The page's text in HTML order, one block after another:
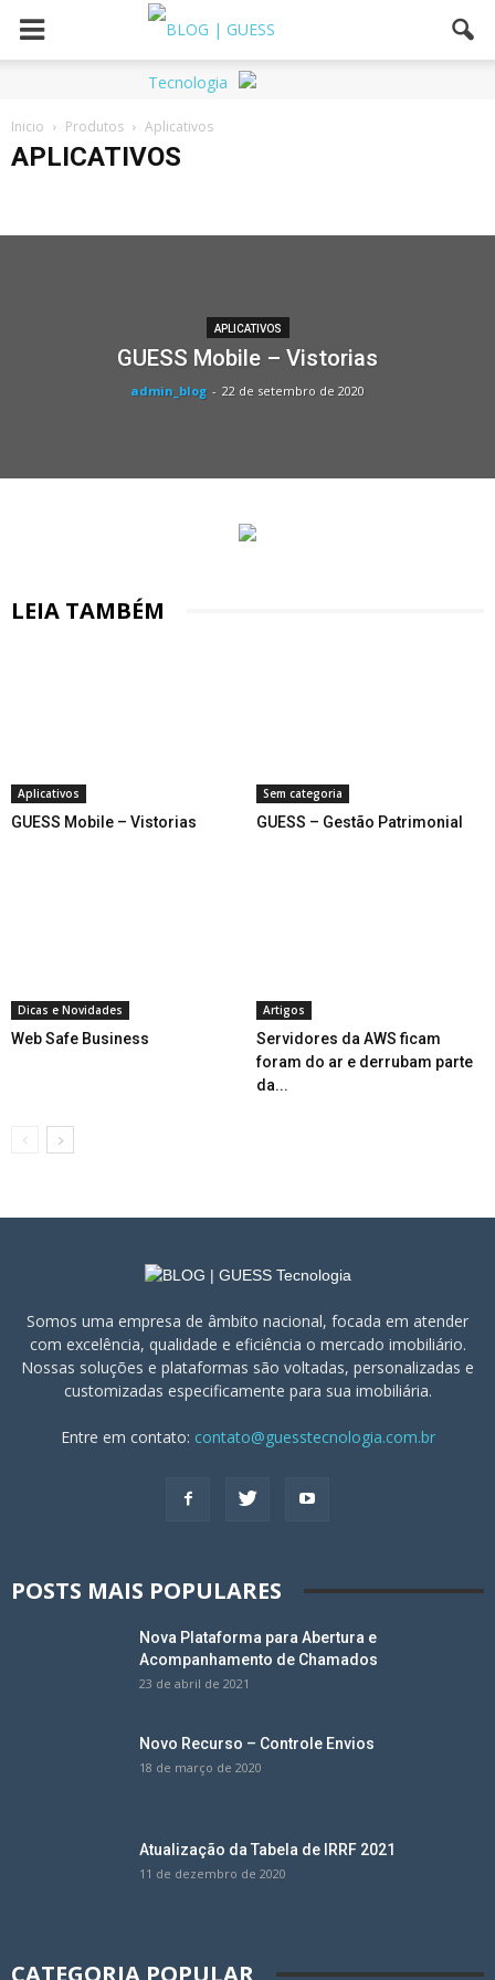
Inicio Produtos Aplicativos
APLICATIVOS
APLICATIVOS
GUESS Mobile – Vistorias
admin_blog - 22 de setembro de 2020
LEIA TAMBÉM
Aplicativos
GUESS Mobile – Vistorias
Sem categoria
GUESS – Gestão Patrimonial
Dicas e Novidades
Web Safe Business
Artigos
Servidores da AWS ficam
foram do ar e derrubam parte
da...
Somos uma empresa de âmbito nacional, focada em atender
com excelência, qualidade e eficiência o mercado imobiliário.
Nossas soluções e plataformas são voltadas, personalizadas e
customizadas especificamente para sua imobiliária.
Entre em contato: contato@guesstecnologia.com.br
POSTS MAIS POPULARES
Nova Plataforma para Abertura e
Acompanhamento de Chamados
23 de abril de 2021
Novo Recurso – Controle Envios
18 de março de 2020
Atualização da Tabela de IRRF 2021
11 de dezembro de 2020